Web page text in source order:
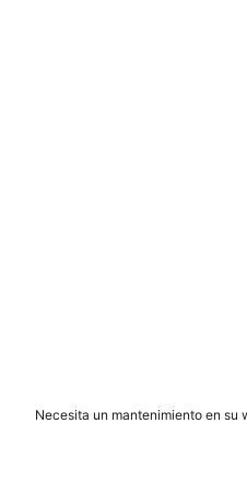
Necesita un mantenimiento en su